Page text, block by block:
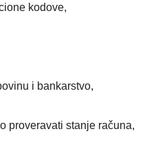
kodove,
i bankarstvo,
proveravati stanje računa,